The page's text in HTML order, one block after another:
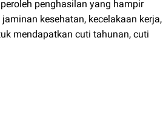
penghasilan yang hampir
kesehatan, kecelakaan kerja,
mendapatkan cuti tahunan, cuti